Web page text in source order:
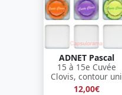
ADNET Pascal
15 à 15e Cuvée
Clovis, contour uni
12,00€